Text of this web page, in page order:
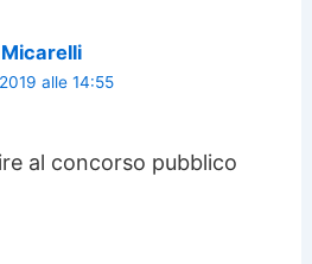
alle 14:55
al concorso pubblico